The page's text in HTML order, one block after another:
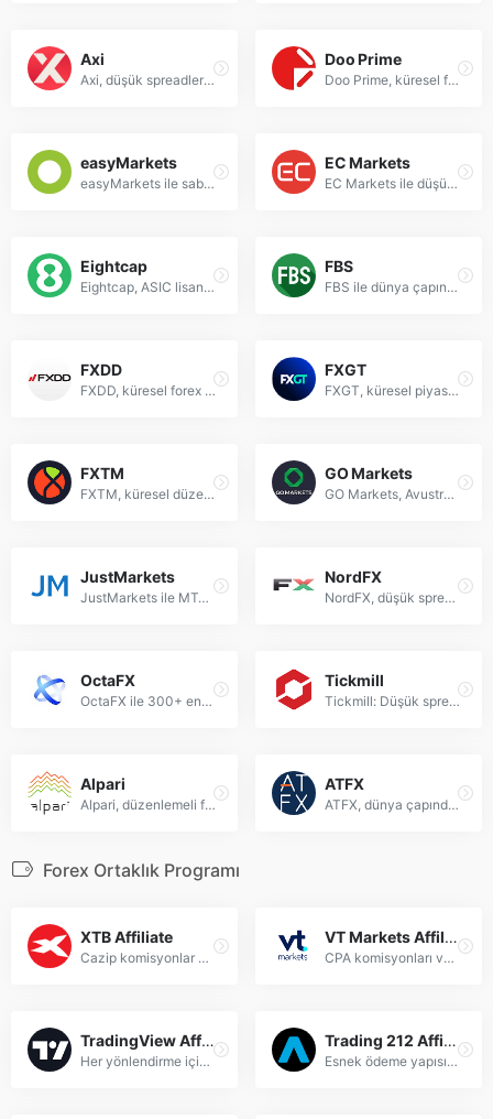
Axi
Axi, düşük spreadler ve güvenilir forex işlemleri sunan küresel bir online broker.
Doo Prime
Doo Prime, küresel finansal piyasalarda forex, hisse senetleri ve CFD'ler için profesyonel ticaret çözümleri sunar.
easyMarkets
easyMarkets ile sabit spreadler, kayma olmayan durdurma emirleri ve 200+ finansal enstrümanla güvenli ticaret yapın.
EC Markets
EC Markets ile düşük spread, yüksek kaldıraçlı forex, altın, petrol ve endeks ticareti yapın.
Eightcap
Eightcap, ASIC lisanslı küresel forex ve CFD aracı kurumu, 400+ enstrümanla düşük spread ve hızlı işlem sunar.
FBS
FBS ile dünya çapında forex ve CFD işlemleri yapın, güvenilir ticaret platformları ve rekabetçi koşullar sunar.
FXDD
FXDD, küresel forex ve çoklu varlık ticareti için MT4/MT5 platformları sunan, NFA ve MFSA denetimli güvenilir bir aracı kurumdur.
FXGT
FXGT, küresel piyasalarda forex ve CFD işlemleri için güvenilir bir broker.
FXTM
FXTM, küresel düzenlemeli bir forex ve CFD aracı kurumu, 250+ enstrümanla düşük spread ve hızlı işlem sunar.
GO Markets
GO Markets, Avustralya düzenlemeli Forex ve CFD brokerı, MT4/MT5 ile düşük spreadler sunar.
JustMarkets
JustMarkets ile MT4/MT5'te forex, emtia, hisse senetleri ve endekslerde CFD işlemleri yapın.
NordFX
NordFX, düşük spreadler ve çok çeşitli finansal enstrümanlarla forex ve CFD işlemleri sunan bir broker.
OctaFX
OctaFX ile 300+ enstrümanda düşük spread, komisyonsuz forex ve CFD işlemleri yapın. Eğitim kaynaklarıyla küresel piyasalara erişin.
Tickmill
Tickmill: Düşük spreadler ve yüksek kaldıraçlı Forex ve CFD ticareti için profesyonel platform.
Alpari
Alpari, düzenlemeli forex brokerı, MT4/MT5 ile çoklu enstrüman sunar. Düşük maliyetli yatırım fırsatları." /&gt;
ATFX
ATFX, dünya çapında CFD brokerı: MT4 platformu, çok dilli destek ve güvenli işlem deneyimi sunar.
Forex Ortaklık Programı
XTB Affiliate
Cazip komisyonlar ve çok dilli destekle küresel büyüme fırsatları sunar.
VT Markets Affiliate
CPA komisyonları ve pazarlama araçlarıyla gelirlerinizi maksimize edin.
TradingView Affiliate
Her yönlendirme için %30 sürekli komisyon ve 90 günlük çerez süresi sunar.
Trading 212 Affiliate
Esnek ödeme yapısıyla her hesap için $1000'a kadar komisyon kazanın.